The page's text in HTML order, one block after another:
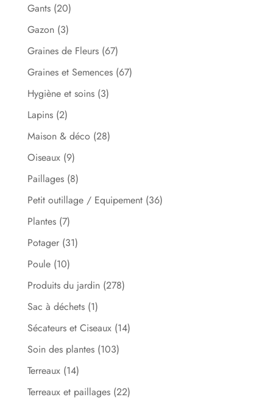
Gants (20)
Gazon (3)
Graines de Fleurs (67)
Graines et Semences (67)
Hygiène et soins (3)
Lapins (2)
Maison & déco (28)
Oiseaux (9)
Paillages (8)
Petit outillage / Equipement (36)
Plantes (7)
Potager (31)
Poule (10)
Produits du jardin (278)
Sac à déchets (1)
Sécateurs et Ciseaux (14)
Soin des plantes (103)
Terreaux (14)
Terreaux et paillages (22)